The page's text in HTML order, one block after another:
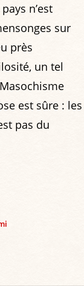
n’est
sur
près
un tel
est sûre : les
pas du